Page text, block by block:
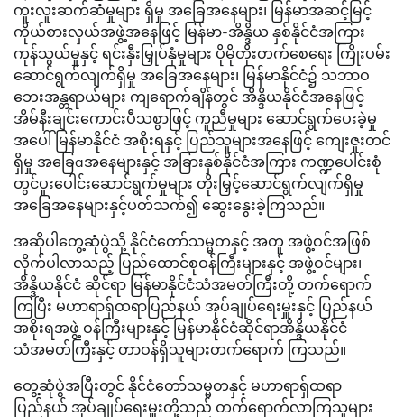
ကူးလူးဆက်ဆံမှုများ ရှိမှု အခြေအနေများ၊ မြန်မာအဆင့်မြင့်
ကိုယ်စားလှယ်အဖွဲ့အနေဖြင့် မြန်မာ-အိန္ဒိယ နှစ်နိုင်ငံအကြား
ကုန်သွယ်မှုနှင့် ရင်းနှီးမြှုပ်နှံမှုများ ပိုမိုတိုးတက်စေရေး ကြိုးပမ်း
ဆောင်ရွက်လျက်ရှိမှု အခြေအနေများ၊ မြန်မာနိုင်ငံ၌ သဘာဝ
ဘေးအန္တရာယ်များ ကျရောက်ချိန်တွင် အိန္ဒိယနိုင်ငံအနေဖြင့်
အိမ်နီးချင်းကောင်းပီသစွာဖြင့် ကူညီမှုများ ဆောင်ရွက်ပေးခဲ့မှု
အပေါ် မြန်မာနိုင်ငံ အစိုးရနှင့် ပြည်သူများအနေဖြင့် ကျေးဇူးတင်
ရှိမှု အခြေaအနေများနှင့် အခြားနှစ်နိုင်ငံအကြား ကဏ္ဍပေါင်းစုံ
တွင်ပူးပေါင်းဆောင်ရွက်မှုများ တိုးမြှင့်ဆောင်ရွက်လျက်ရှိမှု
အခြေအနေများနှင့်ပတ်သက်၍ ဆွေးနွေးခဲ့ကြသည်။
အဆိုပါတွေ့ဆုံပွဲသို့ နိုင်ငံတော်သမ္မတနှင့် အတူ အဖွဲ့ဝင်အဖြစ်
လိုက်ပါလာသည့် ပြည်ထောင်စုဝန်ကြီးများနှင့် အဖွဲ့ဝင်များ၊
အိန္ဒိယနိုင်ငံ ဆိုင်ရာ မြန်မာနိုင်ငံသံအမတ်ကြီးတို့ တက်ရောက်
ကြပြီး မဟာရာရှ်ထရာပြည်နယ် အုပ်ချုပ်ရေးမှူးနှင့် ပြည်နယ်
အစိုးရအဖွဲ့ ဝန်ကြီးများနှင့် မြန်မာနိုင်ငံဆိုင်ရာအိန္ဒိယနိုင်ငံ
သံအမတ်ကြီးနှင့် တာဝန်ရှိသူများတက်ရောက် ကြသည်။
တွေ့ဆုံပွဲအပြီးတွင် နိုင်ငံတော်သမ္မတနှင့် မဟာရာရှ်ထရာ
ပြည်နယ် အုပ်ချုပ်ရေးမှူးတို့သည် တက်ရောက်လာကြသူများ